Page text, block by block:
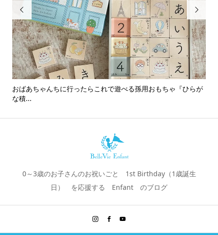

おばあちゃんちに行ったらこれで遊べる孫用おもちゃ『ひらが
な積...

0～3歳のお子さんのお祝いごと 1st Birthday（1歳誕生
日） を応援する Enfant のブログ